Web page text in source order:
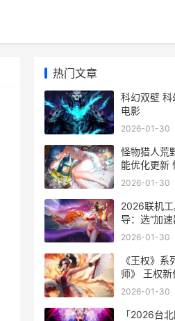
热门文章
科幻双壁 科
电影
2026-01-30
怪物猎人荒
能优化更新
pc键位图
2026-01-30
2026联机
导：选“加速
工具
2026-01-30
《王权》系
师》 王权新
2026-01-30
「2026台